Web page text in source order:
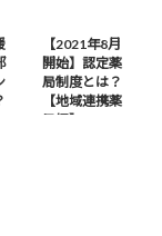
【2021年8月
開始】認定薬
局制度とは？
【地域連携薬
局編】